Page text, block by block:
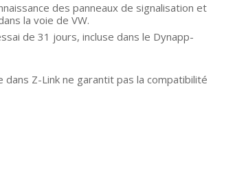
des panneaux de signalisation et
la voie de VW.
de 31 jours, incluse dans le Dynapp-
Z-Link ne garantit pas la compatibilité